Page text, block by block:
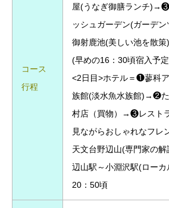
コース
行程
屋(うなぎ御膳ランチ)→❸
ッシュガーデン(ガーデ
御射鹿池(美しい池を散
(早めの16：30頃宿入予
<2日目>ホテル＝❶蓼科
族館(淡水魚水族館)→❷
村店（買物）→❸レスト
見ながらおしゃれなフ
天文台野辺山(専門家の
辺山駅～小淵沢駅(ロー
20：50頃